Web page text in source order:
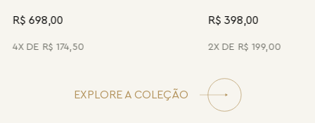
R$ 698,00
4 R$ 174,50
R$ 398,00
2 R$ 199,00
EXPLORE A COLEÇÃO